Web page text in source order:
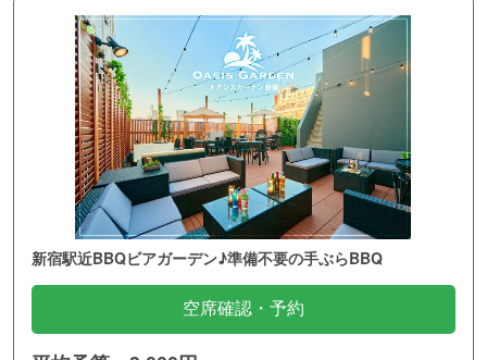
新宿駅近BBQビアガーデン♪準備不要の手ぶらBBQ
空席確認・予約